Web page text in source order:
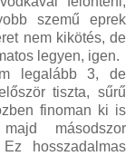
szemű eprek
nem kikötés, de
legyen, igen.
legalább 3, de
tiszta, sűrű
finoman ki is
másodszor
hosszadalmas